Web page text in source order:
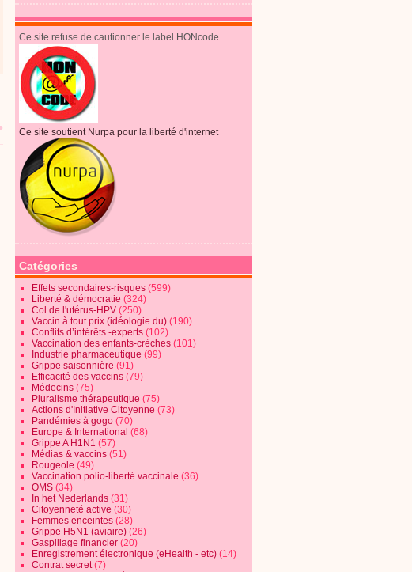
Ce site refuse de cautionner le label HONcode.
Ce site soutient Nurpa pour la liberté d'internet
Catégories
Effets secondaires-risques (599)
Liberté & démocratie (324)
Col de l'utérus-HPV (250)
Vaccin à tout prix (idéologie du) (190)
Conflits d’intérêts -experts (102)
Vaccination des enfants-crèches (101)
Industrie pharmaceutique (99)
Grippe saisonnière (91)
Efficacité des vaccins (79)
Médecins (75)
Pluralisme thérapeutique (75)
Actions d'Initiative Citoyenne (73)
Pandémies à gogo (70)
Europe & International (68)
Grippe A H1N1 (57)
Médias & vaccins (51)
Rougeole (49)
Vaccination polio-liberté vaccinale (36)
OMS (34)
In het Nederlands (31)
Citoyenneté active (30)
Femmes enceintes (28)
Grippe H5N1 (aviaire) (26)
Gaspillage financier (20)
Enregistrement électronique (eHealth - etc) (14)
Contrat secret(7)